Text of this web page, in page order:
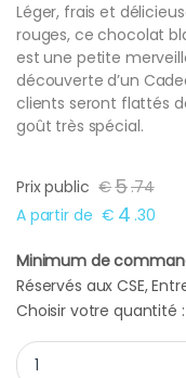
Léger, frais et
rouges, ce chocolat
est une petite
découverte d’un
clients seront flattés
goût très spécial.
Prix public €5.74
A partir de € 4 .30
Minimum de
Réservés aux CSE,
Choisir votre quantité :
Cadeau entreprise